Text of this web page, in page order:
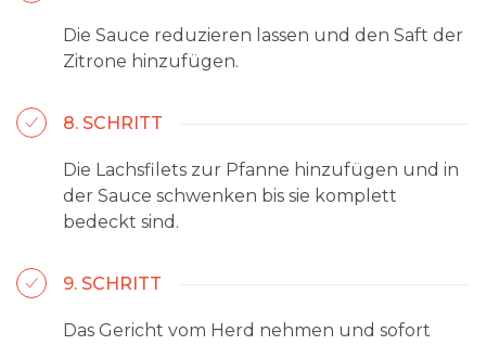
Die Sauce reduzieren lassen und den Saft der
Zitrone hinzufügen.
8. SCHRITT
Die Lachsfilets zur Pfanne hinzufügen und in
der Sauce schwenken bis sie komplett
bedeckt sind.
9. SCHRITT
Das Gericht vom Herd nehmen und sofort